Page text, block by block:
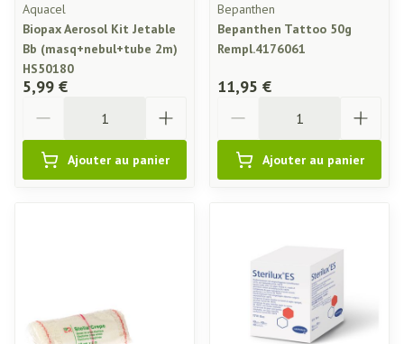
Aquacel
Biopax Aerosol Kit Jetable
Bb (masq+nebul+tube 2m)
HS50180
5,99 €
Ajouter au panier
Bepanthen
Bepanthen Tattoo 50g
Rempl.4176061
11,95 €
Ajouter au panier